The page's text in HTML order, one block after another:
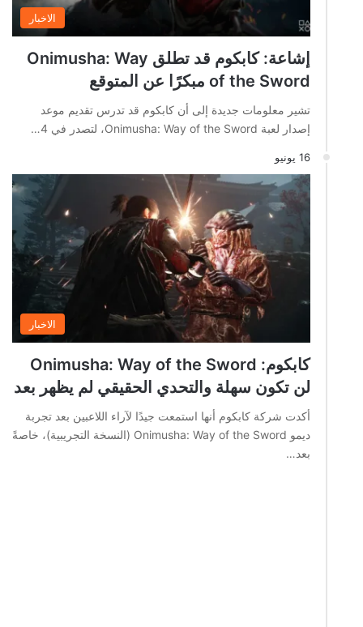
الاخبار
إشاعة: كابكوم قد تطلق Onimusha: Way
of the Sword مبكرًا عن المتوقع
تشير معلومات جديدة إلى أن كابكوم قد تدرس تقديم موعد
إصدار لعبة Onimusha: Way of the Sword، لتصدر في 4…
16 يونيو
الاخبار
كابكوم: Onimusha: Way of the Sword
لن تكون سهلة والتحدي الحقيقي لم يظهر بعد
أكدت شركة كابكوم أنها استمعت جيدًا لآراء اللاعبين بعد تجربة
ديمو Onimusha: Way of the Sword (النسخة التجريبية)، خاصةً
بعد…